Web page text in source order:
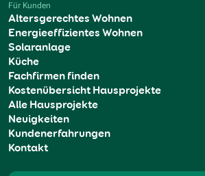
Für Kunden
Altersgerechtes Wohnen
Energieeffizientes Wohnen
Solaranlage
Küche
Fachfirmen finden
Kostenübersicht Hausprojekte
Alle Hausprojekte
Neuigkeiten
Kundenerfahrungen
Kontakt